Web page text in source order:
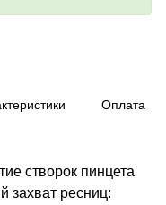
Оплата
створок пинцета
захват ресниц: